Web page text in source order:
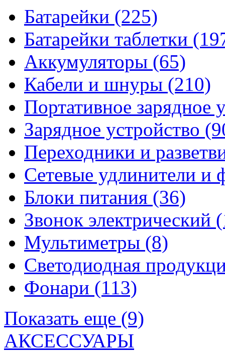
Батарейки (225)
Батарейки таблетки
Аккумуляторы (65)
Кабели и шнуры (210)
Портативное зарядное
Зарядное устройство
Переходники и
Сетевые удлинители и
Блоки питания (36)
Звонок электрический
Мультиметры (8)
Светодиодная
Фонари (113)
Показать еще (9)
АКСЕССУАРЫ